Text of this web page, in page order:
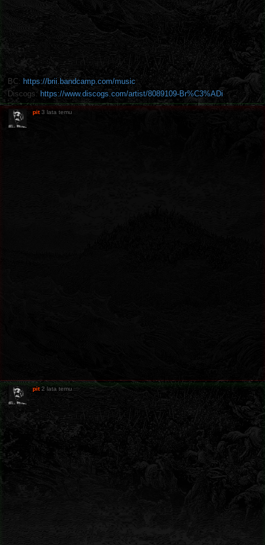
BC: https://brii.bandcamp.com/music
Discogs: https://www.discogs.com/artist/8089109-Br%C3%ADi
pit 3 lata temu
pit 2 lata temu